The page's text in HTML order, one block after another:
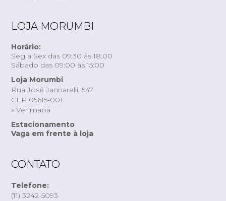
LOJA MORUMBI
Horário:
Seg a Sex das 09:30 às 18:00
Sábado das 09:00 às 15:00
Loja Morumbi
Rua José Jannarelli, 547
CEP 05615-001
» Ver mapa
Estacionamento
Vaga em frente à loja
CONTATO
Telefone:
(11) 3242-5093